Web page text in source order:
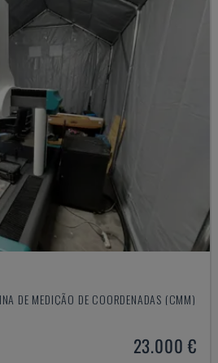
DE MEDIÇÃO DE COORDENADAS (CMM)
23.000 €